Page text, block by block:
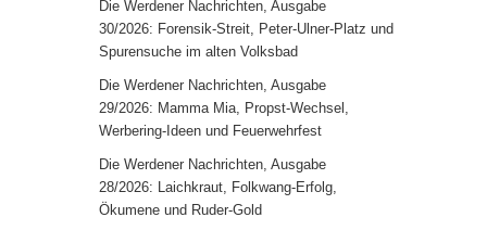
Die Werdener Nachrichten, Ausgabe
30/2026: Forensik-Streit, Peter-Ulner-Platz und
Spurensuche im alten Volksbad
Die Werdener Nachrichten, Ausgabe
29/2026: Mamma Mia, Propst-Wechsel,
Werbering-Ideen und Feuerwehrfest
Die Werdener Nachrichten, Ausgabe
28/2026: Laichkraut, Folkwang-Erfolg,
Ökumene und Ruder-Gold